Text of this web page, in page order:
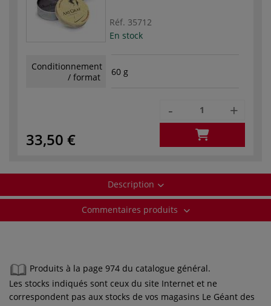
Réf. 35712
En stock
Conditionnement
/ format
60 g
33,50 €
- +
Description
Commentaires produits
Produits à la page 974 du catalogue général.
Les stocks indiqués sont ceux du site Internet et ne
correspondent pas aux stocks de vos magasins Le Géant des